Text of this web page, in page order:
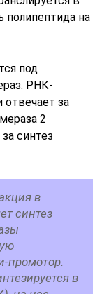
полипептида на
под
РНК-
отвечает за
2
синтез
в
синтез
промотор.
в